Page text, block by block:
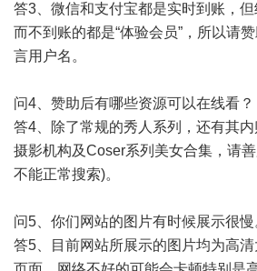
答3、微信和支付宝都是实时到账，
而不到账的都是“体验会员”，所以请
言用户名。
问4、赞助后有哪些资源可以在线看？
答4、除了常规的秀人系列，还有其
摄影机构及Coser系列美女合集，请善
不能正常搜索)。
问5、你们网站的图片有时候展示很慢
答5、目前网站所展示的图片均为高